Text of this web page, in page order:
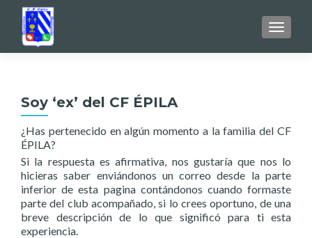
Soy ‘ex’ del CF ÉPILA
¿Has pertenecido en algún momento a la familia del CF
ÉPILA?
Si la respuesta es afirmativa, nos gustaría que nos lo
hicieras saber enviándonos un correo desde la parte
inferior de esta pagina contándonos cuando formaste
parte del club acompañado, si lo crees oportuno, de una
breve descripción de lo que significó para ti esta
experiencia.